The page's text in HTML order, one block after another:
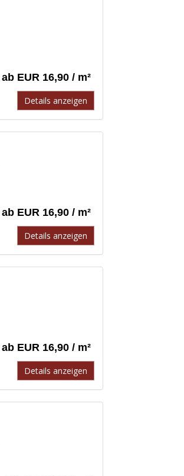
ab EUR 16,90 / m²
Details anzeigen
ab EUR 16,90 / m²
Details anzeigen
ab EUR 16,90 / m²
Details anzeigen